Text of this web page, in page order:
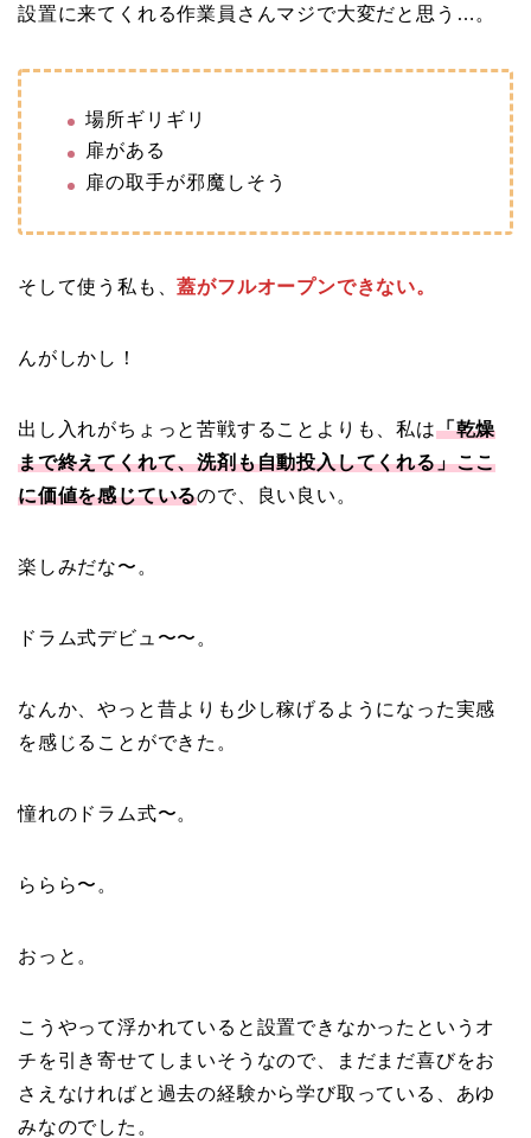
設置に来てくれる作業員さんマジで大変だと思う…。
場所ギリギリ
扉がある
扉の取手が邪魔しそう
そして使う私も、蓋がフルオープンできない。
んがしかし！
出し入れがちょっと苦戦することよりも、私は「乾燥
まで終えてくれて、洗剤も自動投入してくれる」ここ
に価値を感じているので、良い良い。
楽しみだな〜。
ドラム式デビュ〜〜。
なんか、やっと昔よりも少し稼げるようになった実感
を感じることができた。
憧れのドラム式〜。
ららら〜。
おっと。
こうやって浮かれていると設置できなかったというオ
チを引き寄せてしまいそうなので、まだまだ喜びをお
さえなければと過去の経験から学び取っている、あゆ
みなのでした。